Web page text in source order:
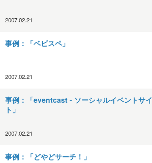
2007.02.21
事例：「ベビスペ」
2007.02.21
事例：「eventcast - ソーシャルイベントサイ
ト」
2007.02.21
事例：「どやどサーチ！」